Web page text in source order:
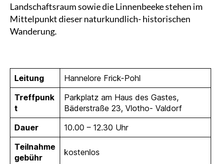
Landschaftsraum sowie die Linnenbeeke stehen im
Mittelpunkt dieser naturkundlich- historischen
Wanderung.
Leitung
Hannelore Frick-Pohl
Treffpunk
t
Parkplatz am Haus des Gastes,
Bäderstraße 23, Vlotho- Valdorf
Dauer
10.00 – 12.30 Uhr
Teilnahme
gebühr
kostenlos